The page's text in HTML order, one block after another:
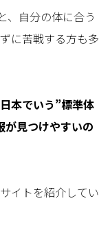
、自分の体に合う
に苦戦する方も多
日本でいう”標準体
が見つけやすいの
イトを紹介してい